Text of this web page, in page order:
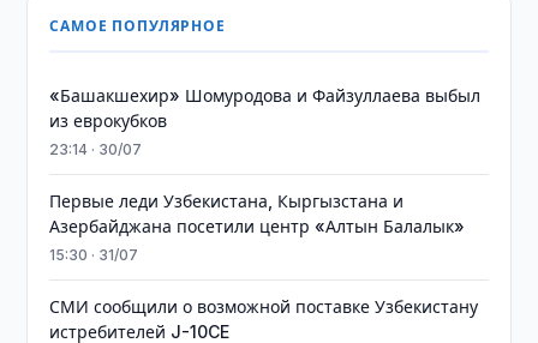
САМОЕ ПОПУЛЯРНОЕ
«Башакшехир» Шомуродова и Файзуллаева выбыл
из еврокубков
23:14 · 30/07
Первые леди Узбекистана, Кыргызстана и
Азербайджана посетили центр «Алтын Балалык»
15:30 · 31/07
СМИ сообщили о возможной поставке Узбекистану
истребителей J-10CE